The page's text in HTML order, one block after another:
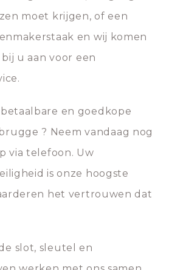
moet krijgen, of een
en wij komen
u aan voor een
en goedkope
? Neem vandaag nog
via telefoon. Uw
is onze hoogste
het vertrouwen dat
slot, sleutel en